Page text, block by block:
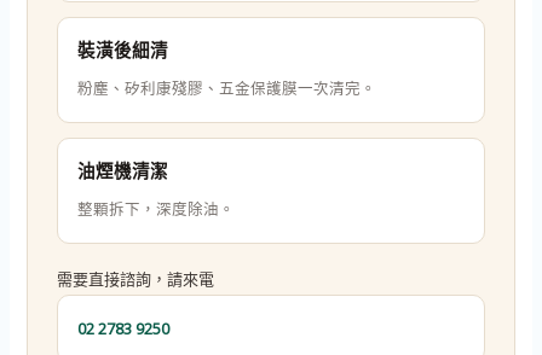
裝潢後細清
粉塵、矽利康殘膠、五金保護膜一次清完。
油煙機清潔
整顆拆下，深度除油。
需要直接諮詢，請來電
02 2783 9250